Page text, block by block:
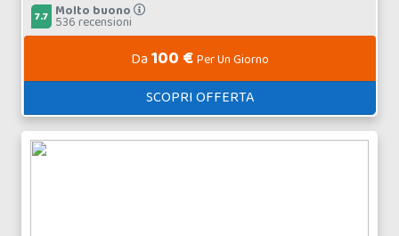
7.7 Molto buono
536 recensioni
Da 100 €Per Un Giorno
SCOPRI OFFERTA